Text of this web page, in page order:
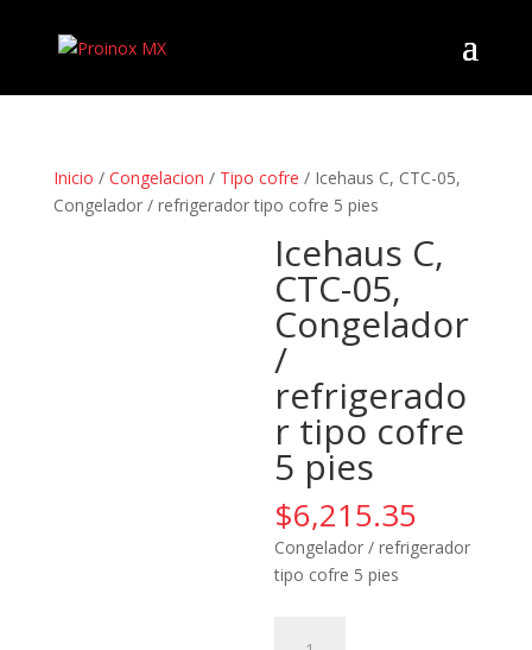
Inicio / Congelacion / Tipo cofre / Icehaus C, CTC-05,
Congelador / refrigerador tipo cofre 5 pies
Icehaus C,
CTC-05,
Congelador
/
refrigerado
r tipo cofre
5 pies
$6,215.35
Congelador / refrigerador
tipo cofre 5 pies